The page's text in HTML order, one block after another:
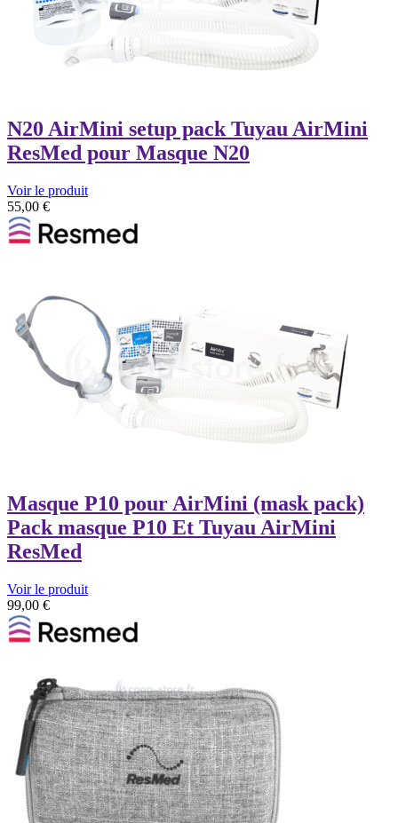
N20 AirMini setup pack Tuyau AirMini
ResMed pour Masque N20
Voir le produit
55,00 €
Masque P10 pour AirMini (mask pack)
Pack masque P10 Et Tuyau AirMini
ResMed
Voir le produit
99,00 €